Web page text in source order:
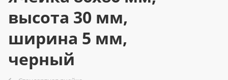
высота 30 мм,
ширина 5 мм,
черный